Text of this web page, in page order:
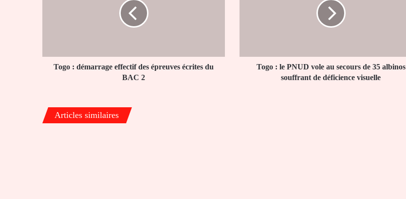
BAC
Togo : démarrage effectif des épreuves écrites du
BAC 2
35
albinosTogo : le PNUD vole au secours de 35 albinos
souffrant de déficience visuelle
Articles similaires